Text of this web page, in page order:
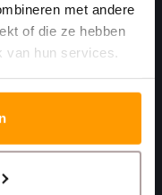
met andere
of die ze hebben
van hun services.
die met je
6